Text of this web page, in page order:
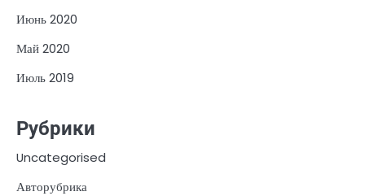
Июнь 2020
Май 2020
Июль 2019
Рубрики
Uncategorised
Авторубрика